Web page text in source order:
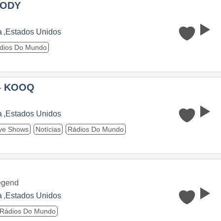
,Estados Unidos
Do Mundo
KOOQ
,Estados Unidos
Shows Notícias Rádios Do Mundo
,Estados Unidos
Rádios Do Mundo